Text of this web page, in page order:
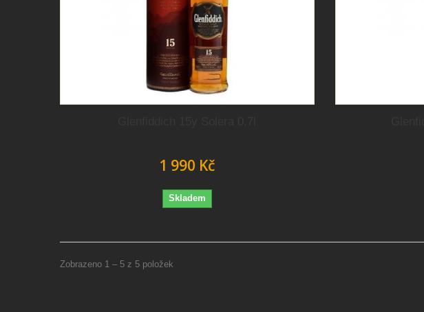
1 990 Kč
Skladem
Zobrazeno 1 – 5 z 5 položek